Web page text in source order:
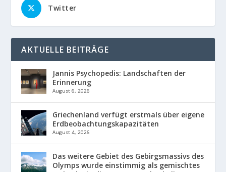
Twitter
AKTUELLE BEITRÄGE
Jannis Psychopedis: Landschaften der
Erinnerung
August 6, 2026
Griechenland verfügt erstmals über eigene
Erdbeobachtungskapazitäten
August 4, 2026
Das weitere Gebiet des Gebirgsmassivs des
Olymps wurde einstimmig als gemischtes